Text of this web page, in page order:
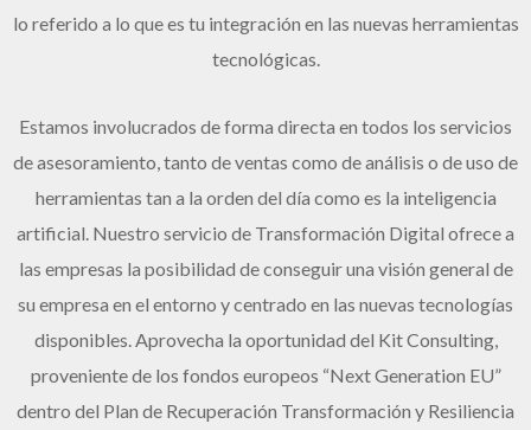
lo referido a lo que es tu integración en las nuevas herramientas
tecnológicas.
Estamos involucrados de forma directa en todos los servicios
de asesoramiento, tanto de ventas como de análisis o de uso de
herramientas tan a la orden del día como es la inteligencia
artificial. Nuestro servicio de Transformación Digital ofrece a
las empresas la posibilidad de conseguir una visión general de
su empresa en el entorno y centrado en las nuevas tecnologías
disponibles. Aprovecha la oportunidad del Kit Consulting,
proveniente de los fondos europeos “Next Generation EU”
dentro del Plan de Recuperación Transformación y Resiliencia